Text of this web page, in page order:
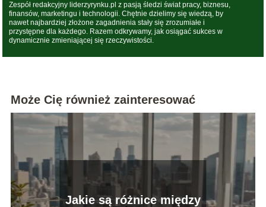
Zespół redakcyjny liderzyrynku.pl z pasją śledzi świat pracy, biznesu,
finansów, marketingu i technologii. Chętnie dzielimy się wiedzą, by
nawet najbardziej złożone zagadnienia stały się zrozumiałe i
przystępne dla każdego. Razem odkrywamy, jak osiągać sukces w
dynamicznie zmieniającej się rzeczywistości.
Może Cię również zainteresować
Jakie są różnice między